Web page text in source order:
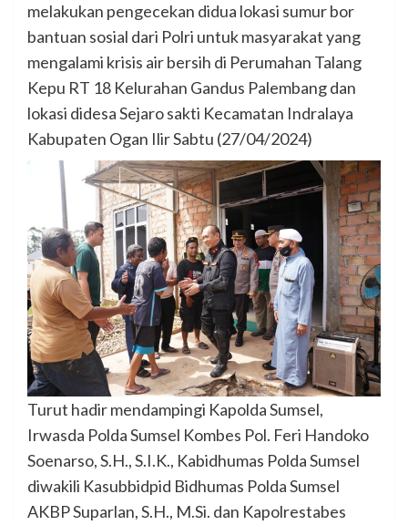
melakukan pengecekan didua lokasi sumur bor
bantuan sosial dari Polri untuk masyarakat yang
mengalami krisis air bersih di Perumahan Talang
Kepu RT 18 Kelurahan Gandus Palembang dan
lokasi didesa Sejaro sakti Kecamatan Indralaya
Kabupaten Ogan Ilir Sabtu (27/04/2024)
Turut hadir mendampingi Kapolda Sumsel,
Irwasda Polda Sumsel Kombes Pol. Feri Handoko
Soenarso, S.H., S.I.K., Kabidhumas Polda Sumsel
diwakili Kasubbidpid Bidhumas Polda Sumsel
AKBP Suparlan, S.H., M.Si. dan Kapolrestabes